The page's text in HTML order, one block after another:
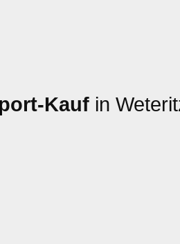
Kauf in